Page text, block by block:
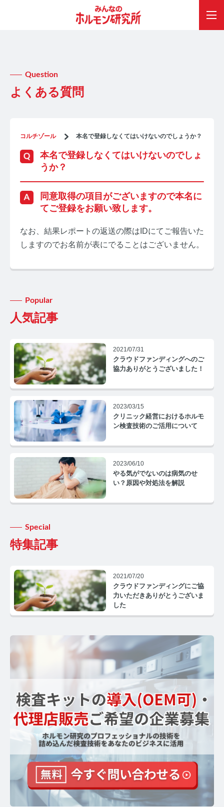
メディアコンセプト
AGAコラム TOP
テストステロン
テストステロンコラム TOP
コルチゾール
PMSコラム TOP
更年期コラム TOP
ネコの健康コラム TOP
毛髪・爪ホルモン量測定キットについて知りたい方
ご紹介
【男性力を可視化】毛髪ホルモン量測定キットのご紹
【ストレスを見える化】毛髪・爪ホルモン量検査キッ
トのご紹介
毛髪ホルモン量測定キット導入クリニックのインタビ
ュー
よくあるご質問 TOP
医療機関・報道関係者の方へ
【医療機関向け】毛髪検査技術の資料ダウンロード
よくある質問
Question
コルチゾール 本名で登録しなくてはいけないのでしょうか？
本名で登録しなくてはいけないのでしょ
うか？
同意取得の項目がございますので本名に
てご登録をお願い致します。
なお、結果レポートの返送の際はIDにてご報告いた
しますのでお名前が表にでることはございません。
人気記事
Popular
2021/07/31
クラウドファンディングへのご
協力ありがとうございました！
2023/03/15
クリニック経営におけるホルモ
ン検査技術のご活用について
2023/06/10
やる気がでないのは病気のせ
い？原因や対処法を解説
特集記事
Special
2021/07/20
クラウドファンディングにご協
力いただきありがとうございま
した